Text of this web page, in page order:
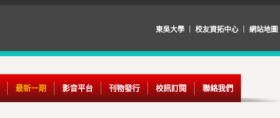
東吳大學 校友資拓中心 網站地圖
最新一期 影音平台 刊物發行 校訊訂閱 聯絡我們